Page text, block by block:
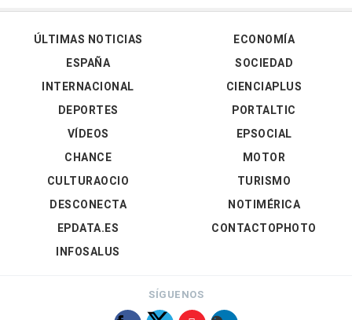
ÚLTIMAS NOTICIAS
ESPAÑA
INTERNACIONAL
DEPORTES
VÍDEOS
ECONOMÍA
SOCIEDAD
CIENCIAPLUS
PORTALTIC
EPSOCIAL
CHANCE
CULTURAOCIO
DESCONECTA
EPDATA.ES
INFOSALUS
MOTOR
TURISMO
NOTIMÉRICA
CONTACTOPHOTO
SÍGUENOS